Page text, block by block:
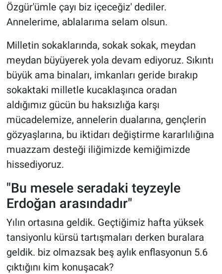
Özgür'ümle çayı biz içeceğiz' dediler.
Annelerime, ablalarıma selam olsun.
Milletin sokaklarında, sokak sokak, meydan
meydan büyüyerek yola devam ediyoruz. Sıkıntı
büyük ama binaları, imkanları geride bırakıp
sokaktaki milletle kucaklaşınca oradan
aldığımız gücün bu haksızlığa karşı
mücadelemize, annelerin dualarına, gençlerin
gözyaşlarına, bu iktidarı değiştirme kararlılığına
muazzam desteği iliğimizde kemiğimizde
hissediyoruz.
"Bu mesele seradaki teyzeyle
Erdoğan arasındadır"
Yılın ortasına geldik. Geçtiğimiz hafta yüksek
tansiyonlu kürsü tartışmaları derken buralara
geldik. biz olmazsak beş aylık enflasyonun 5.6
çıktığını kim konuşacak?